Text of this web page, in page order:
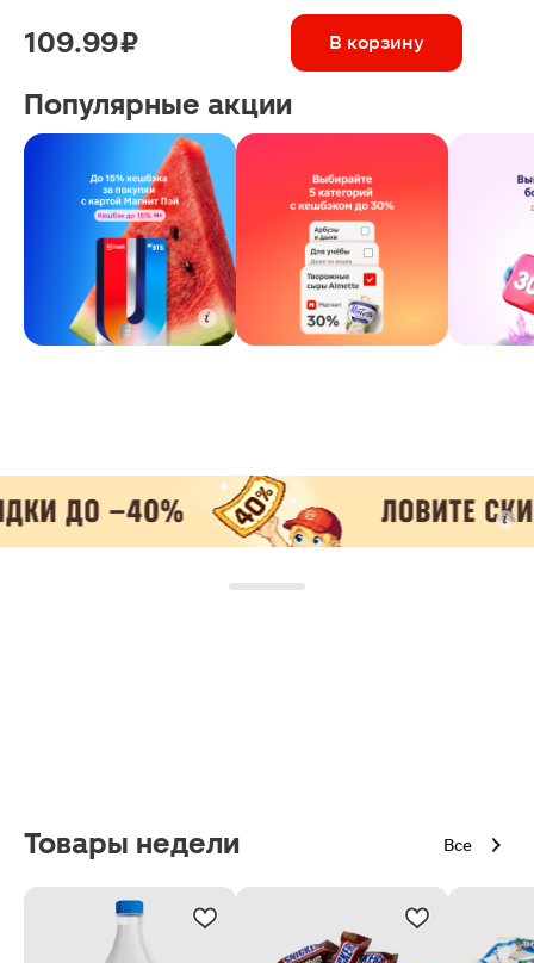
109.99 ₽ В корзину
Популярные акции
Товары недели Все